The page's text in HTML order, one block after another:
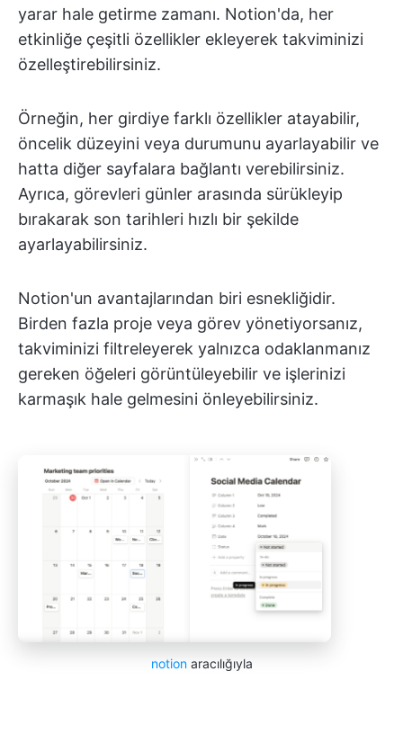
yarar hale getirme zamanı. Notion'da, her
etkinliğe çeşitli özellikler ekleyerek takviminizi
özelleştirebilirsiniz.
Örneğin, her girdiye farklı özellikler atayabilir,
öncelik düzeyini veya durumunu ayarlayabilir ve
hatta diğer sayfalara bağlantı verebilirsiniz.
Ayrıca, görevleri günler arasında sürükleyip
bırakarak son tarihleri hızlı bir şekilde
ayarlayabilirsiniz.
Notion'un avantajlarından biri esnekliğidir.
Birden fazla proje veya görev yönetiyorsanız,
takviminizi filtreleyerek yalnızca odaklanmanız
gereken öğeleri görüntüleyebilir ve işlerinizi
karmaşık hale gelmesini önleyebilirsiniz.
notionaracılığıyla